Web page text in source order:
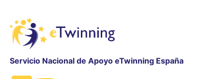
Servicio Nacional de Apoyo eTwinning España